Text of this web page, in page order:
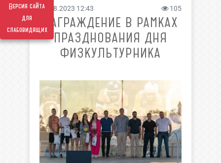
Версия сайта
для
слабовидящих
07.08.2023 12:43 105
НАГРАЖДЕНИЕ В РАМКАХ
ПРАЗДНОВАНИЯ ДНЯ
ФИЗКУЛЬТУРНИКА